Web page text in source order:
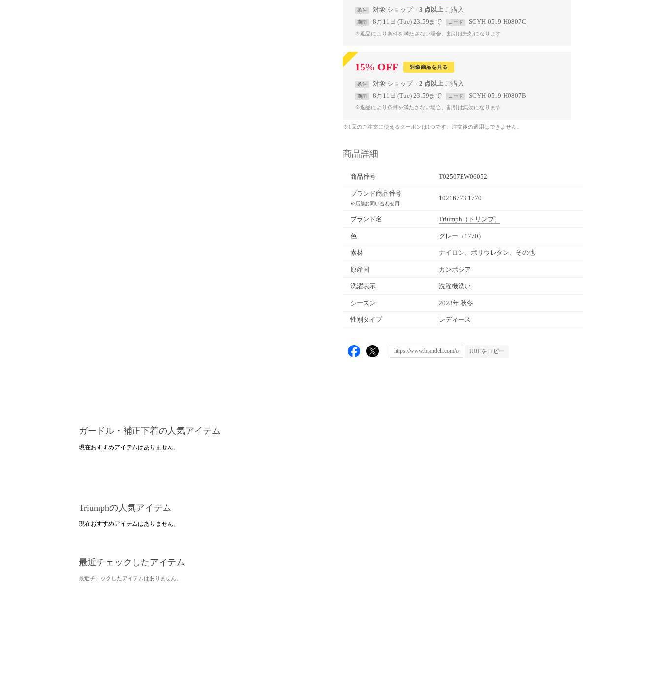
条件 対象 ショップ 3 点以上
期間 8月11日 (Tue) 23:59まで コード SCYH-0519-H0807C
※返品により条件を満たさない場合、割引は無効になります
15% OFF 対象商品を見る
条件 対象 ショップ 2 点以上
期間 8月11日 (Tue) 23:59まで コード SCYH-0519-H0807B
※返品により条件を満たさない場合、割引は無効になります
※1回のご注文に使えるクーポンは1つです。注文後の適用はできません。
商品詳細
商品番号 T02507EW06052
ブランド商品番号
※店舗お問い合わせ用
10216773 1770
ブランド名 Triumph （トリンプ）
色 グレー（1770）
素材 ナイロン、ポリウレタン、その他
原産国 カンボジア
洗濯表示 洗濯機洗い
シーズン 2023年 秋冬
性別タイプ レディース
URLをコピー
ガードル・補正下着の人気アイテム
現在おすすめアイテムはありません。
Triumphの人気アイテム
現在おすすめアイテムはありません。
最近チェックしたアイテム
最近チェックしたアイテムはありません。